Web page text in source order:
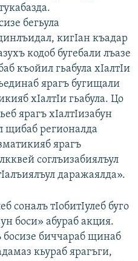
бегьула
кигIан къадар
кодоб бугебали лъазе
къойил гьабула хIалтIи
ярагъ бугищали
хIалтIи гьабула. Цо
ярагъ хIалтIизабун
щибаб регионалда
ярагъ
соглъизабиялъул
даражаялда».
соналъ тIобитIулеб буго
боси» абураб акция.
босизе биччараб щинаб
кьураб ярагъги,